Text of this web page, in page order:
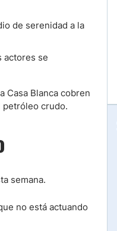
de serenidad a la
actores se
Casa Blanca cobren
petróleo crudo.
semana.
no está actuando